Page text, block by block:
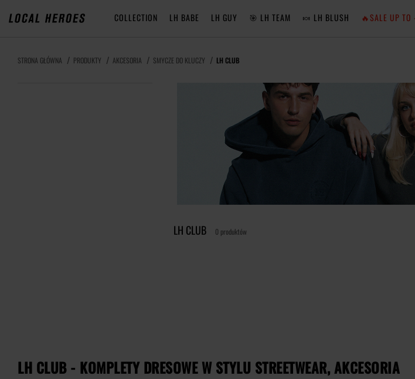
COLLECTION LH BABE LH GUY 🎯 LH TEAM 🍬 LH BLUSH 🔥SALE UP
STRONA GŁÓWNA PRODUKTY AKCESORIA SMYCZE DO KLUCZY LH CLUB
LH CLUB 0 produktów
LH CLUB - KOMPLETY DRESOWE W STYLU STREETWEAR, AKCESORIA